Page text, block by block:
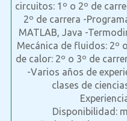
circuitos: 1º o 2º de
2º de carrera -
MATLAB, Java -
Mecánica de fluidos: 2º
de calor: 2º o 3º de
-Varios años de
clases de
Disponibilidad: